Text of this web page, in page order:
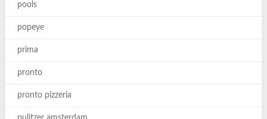
pools
popeye
prima
pronto
pronto pizzeria